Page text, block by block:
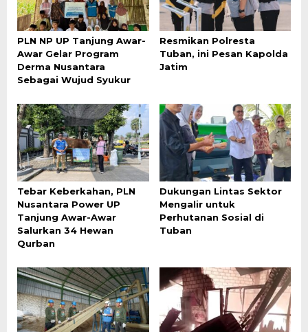
PLN NP UP Tanjung Awar-
Awar Gelar Program
Derma Nusantara
Sebagai Wujud Syukur
Resmikan Polresta
Tuban, ini Pesan Kapolda
Jatim
Tebar Keberkahan, PLN
Nusantara Power UP
Tanjung Awar-Awar
Salurkan 34 Hewan
Qurban
Dukungan Lintas Sektor
Mengalir untuk
Perhutanan Sosial di
Tuban